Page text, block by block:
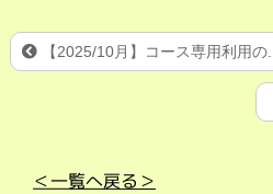
【2025/10月】コース専用利用の...
＜一覧へ戻る＞